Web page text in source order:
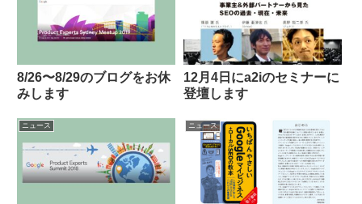
8/26〜8/29のブログをお休
みします
12月4日にa2iのセミナーに
登壇します
ニュース ニュース